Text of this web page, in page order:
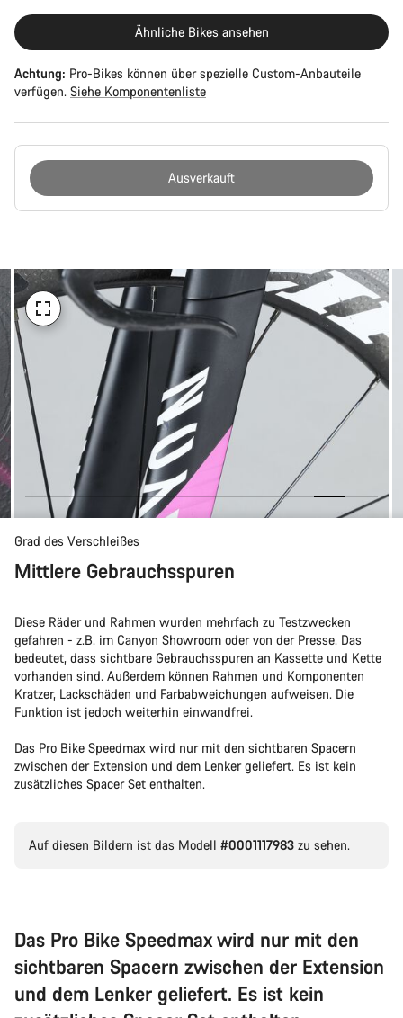
Ähnliche Bikes ansehen
Achtung: Pro-Bikes können über spezielle Custom-Anbauteile
verfügen. Siehe Komponentenliste
Ausverkauft
Grad des Verschleißes
Mittlere Gebrauchsspuren
Diese Räder und Rahmen wurden mehrfach zu Testzwecken
gefahren - z.B. im Canyon Showroom oder von der Presse. Das
bedeutet, dass sichtbare Gebrauchsspuren an Kassette und Kette
vorhanden sind. Außerdem können Rahmen und Komponenten
Kratzer, Lackschäden und Farbabweichungen aufweisen. Die
Funktion ist jedoch weiterhin einwandfrei.
Das Pro Bike Speedmax wird nur mit den sichtbaren Spacern
zwischen der Extension und dem Lenker geliefert. Es ist kein
zusätzliches Spacer Set enthalten.
Auf diesen Bildern ist das Modell #0001117983 zu sehen.
Das Pro Bike Speedmax wird nur mit den
sichtbaren Spacern zwischen der Extension
und dem Lenker geliefert. Es ist kein